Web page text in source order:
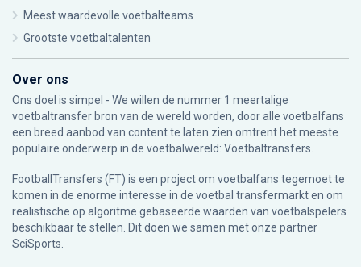
Meest waardevolle voetbalteams
Grootste voetbaltalenten
Over ons
Ons doel is simpel - We willen de nummer 1 meertalige
voetbaltransfer bron van de wereld worden, door alle voetbalfans
een breed aanbod van content te laten zien omtrent het meeste
populaire onderwerp in de voetbalwereld: Voetbaltransfers.
FootballTransfers (FT) is een project om voetbalfans tegemoet te
komen in de enorme interesse in de voetbal transfermarkt en om
realistische op algoritme gebaseerde waarden van voetbalspelers
beschikbaar te stellen. Dit doen we samen met onze partner
SciSports